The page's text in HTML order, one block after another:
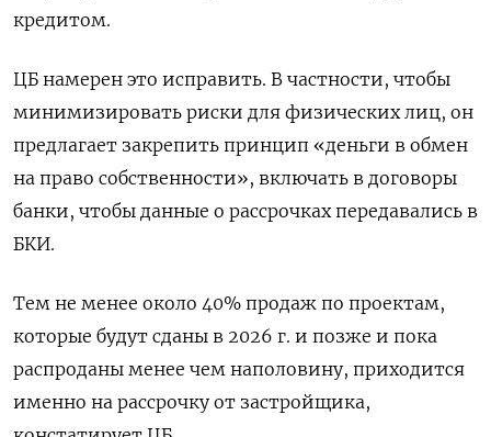
кредитом.
ЦБ намерен это исправить. В частности, чтобы
минимизировать риски для физических лиц, он
предлагает закрепить принцип «деньги в обмен
на право собственности», включать в договоры
банки, чтобы данные о рассрочках передавались в
БКИ.
Тем не менее около 40% продаж по проектам,
которые будут сданы в 2026 г. и позже и пока
распроданы менее чем наполовину, приходится
именно на рассрочку от застройщика,